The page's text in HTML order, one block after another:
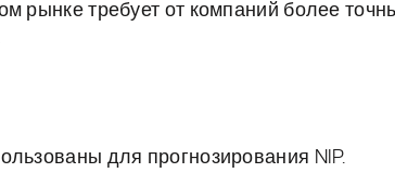
рынке требует от компаний более
для прогнозирования NIP.